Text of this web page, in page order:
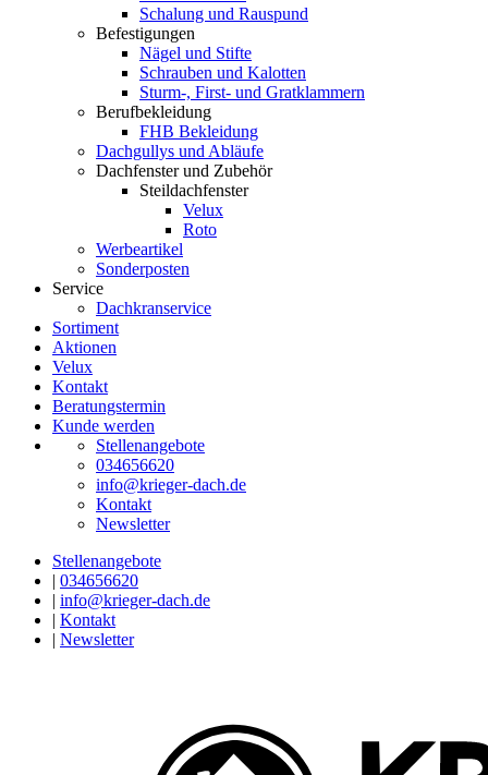
Schalung und Rauspund
Befestigungen
Nägel und Stifte
Schrauben und Kalotten
Sturm-, First- und Gratklammern
Berufbekleidung
FHB Bekleidung
Dachgullys und Abläufe
Dachfenster und Zubehör
Steildachfenster
Velux
Roto
Werbeartikel
Sonderposten
Service
Dachkranservice
Sortiment
Aktionen
Velux
Kontakt
Beratungstermin
Kunde werden
Stellenangebote
034656620
info@krieger-dach.de
Kontakt
Newsletter
Stellenangebote
| 034656620
| info@krieger-dach.de
| Kontakt
| Newsletter